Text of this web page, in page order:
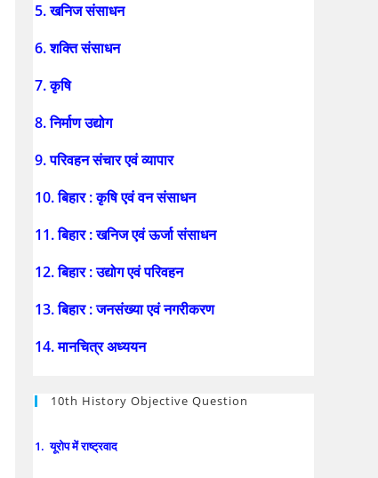
5. खनिज संसाधन
6. शक्ति संसाधन
7. कृषि
8. निर्माण उद्योग
9. परिवहन संचार एवं व्यापार
10. बिहार : कृषि एवं वन संसाधन
11. बिहार : खनिज एवं ऊर्जा संसाधन
12. बिहार : उद्योग एवं परिवहन
13. बिहार : जनसंख्या एवं नगरीकरण
14. मानचित्र अध्ययन
10th History Objective Question
1. यूरोप में राष्ट्रवाद